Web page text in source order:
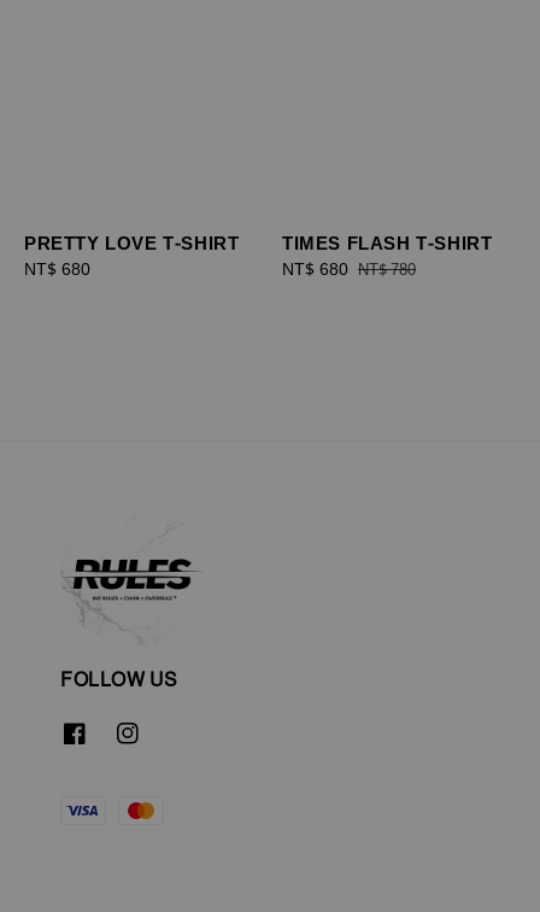
PRETTY LOVE T-SHIRT
Regular
NT$ 680
TIMES FLASH T-SHIRT
Sale
NT$ 680 Regular
NT$ 780
FOLLOW US